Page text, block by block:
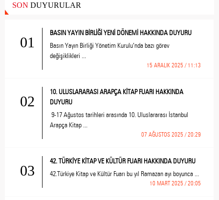
SON DUYURULAR
01
BASIN YAYIN BİRLİĞİ YENİ DÖNEMİ HAKKINDA DUYURU
Basın Yayın Birliği Yönetim Kurulu’nda bazı görev
değişiklikleri ...
15 ARALIK 2025 / 11:13
02
10. ULUSLARARASI ARAPÇA KİTAP FUARI HAKKINDA
DUYURU
9-17 Ağustos tarihleri arasında 10. Uluslararası İstanbul
Arapça Kitap ...
07 AĞUSTOS 2025 / 20:29
03
42. TÜRKİYE KİTAP VE KÜLTÜR FUARI HAKKINDA DUYURU
42.Türkiye Kitap ve Kültür Fuarı bu yıl Ramazan ayı boyunca ...
10 MART 2025 / 20:05